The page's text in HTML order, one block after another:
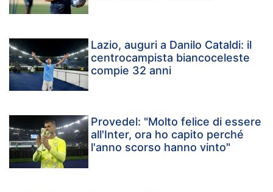
Lazio, auguri a Danilo Cataldi: il
centrocampista biancoceleste
compie 32 anni
Provedel: "Molto felice di essere
all'Inter, ora ho capito perché
l'anno scorso hanno vinto"